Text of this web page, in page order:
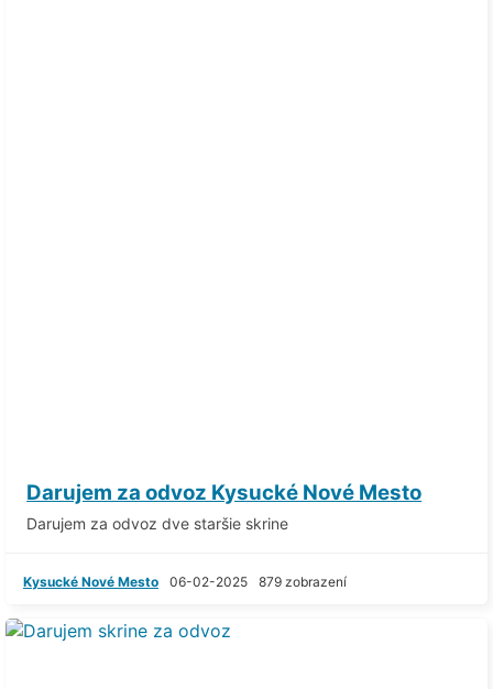
Darujem za odvoz Kysucké Nové Mesto
Darujem za odvoz dve staršie skrine
Kysucké Nové Mesto 06-02-2025 879 zobrazení